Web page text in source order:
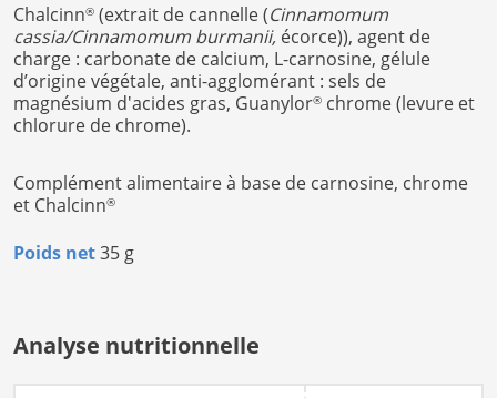
Chalcinn® (extrait de cannelle (Cinnamomum
cassia/Cinnamomum burmanii, écorce)), agent de
charge : carbonate de calcium, L-carnosine, gélule
d’origine végétale, anti-agglomérant : sels de
magnésium d'acides gras, Guanylor® chrome (levure et
chlorure de chrome).
Complément alimentaire à base de carnosine, chrome
et Chalcinn®
Poids net35 g
Analyse nutritionnelle